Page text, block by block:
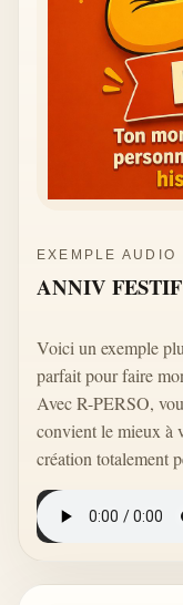
EXEMPLE AUDIO
ANNIV FESTIF
Voici un exemple
parfait pour faire
Avec R-PERSO,
convient le mieux à
création totalement